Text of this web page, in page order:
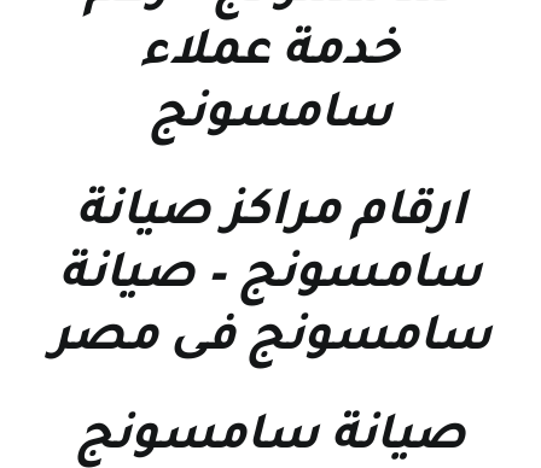
خدمة عملاء
سامسونج
ارقام مراكز صيانة
سامسونج –صيانة
سامسونج فى مصر
صيانة سامسونج